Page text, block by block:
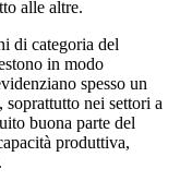
alle altre.
di categoria del
in modo
spesso un
nei settori a
buona parte del
produttiva,